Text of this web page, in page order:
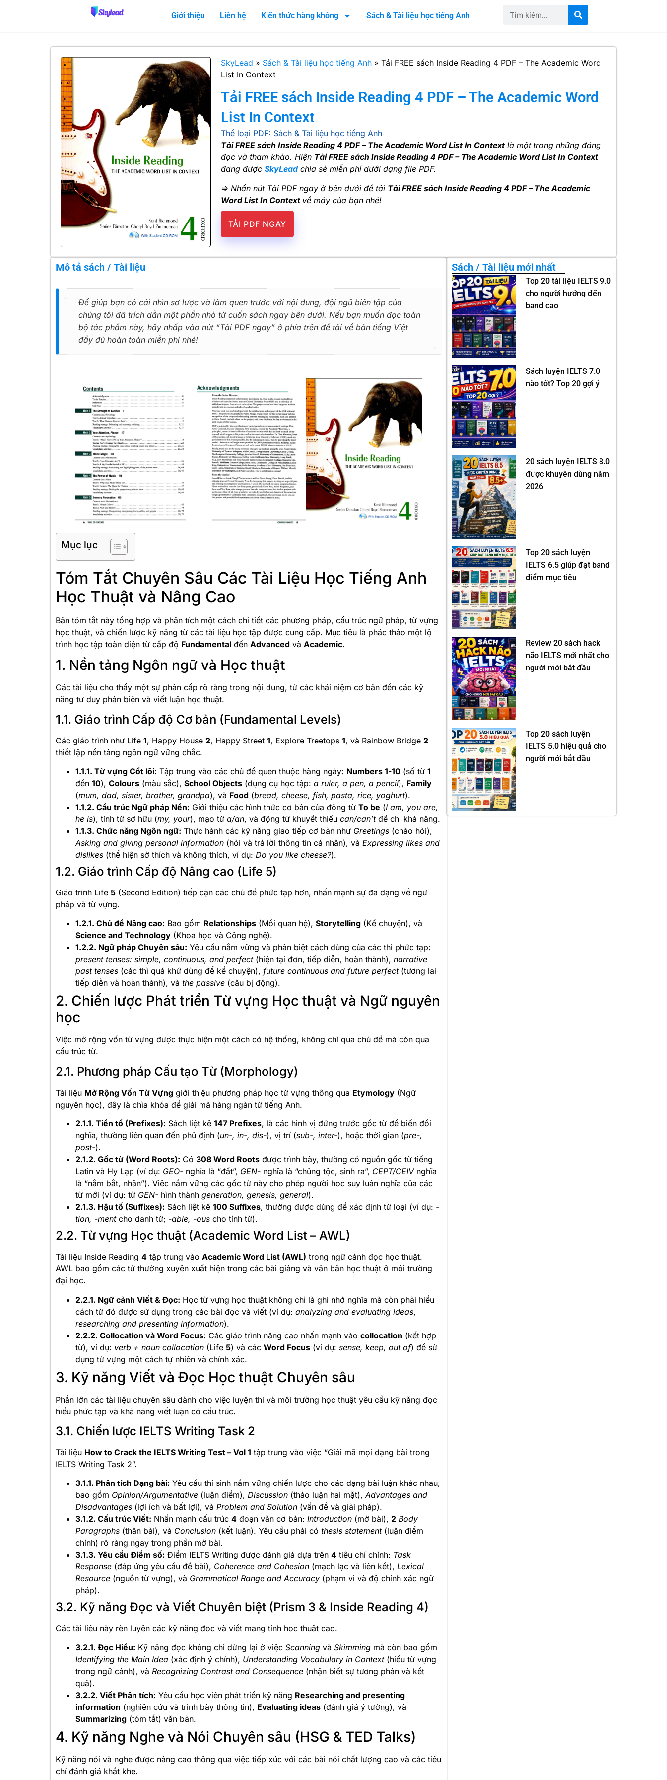
Giới thiệu Liên hệ Kiến thức hàng không Sách & Tài liệu học tiếng Anh
SkyLead » Sách & Tài liệu học tiếng Anh» Tải FREE sách Inside Reading 4 PDF – The Academic Word
List In Context
Tải FREE sách Inside Reading 4 PDF – The Academic Word
List In Context
Thể loại PDF: Sách & Tài liệu học tiếng Anh
Tải FREE sách Inside Reading 4 PDF – The Academic Word List In Contextlà một trong những đáng
đọc và tham khảo. Hiện Tải FREE sách Inside Reading 4 PDF – The Academic Word List In Context
đang được SkyLeadchia sẻ miễn phí dưới dạng file PDF.
=> Nhấn nút Tải PDF ngay ở bên dưới để tải Tải FREE sách Inside Reading 4 PDF – The Academic
Word List In Context về máy của bạn nhé!
TẢI PDF NGAY
Mô tả sách / Tài liệu
Để giúp bạn có cái nhìn sơ lược và làm quen trước với nội dung, đội ngũ biên tập của
chúng tôi đã trích dẫn một phần nhỏ từ cuốn sách ngay bên dưới. Nếu bạn muốn đọc toàn
bộ tác phẩm này, hãy nhấp vào nút “Tải PDF ngay” ở phía trên để tải về bản tiếng Việt
đầy đủ hoàn toàn miễn phí nhé!
Mục lục
Tóm Tắt Chuyên Sâu Các Tài Liệu Học Tiếng Anh
Học Thuật và Nâng Cao
Bản tóm tắt này tổng hợp và phân tích một cách chi tiết các phương pháp, cấu trúc ngữ pháp, từ vựng
học thuật, và chiến lược kỹ năng từ các tài liệu học tập được cung cấp. Mục tiêu là phác thảo một lộ
trình học tập toàn diện từ cấp độ Fundamental đến Advanced và Academic.
1. Nền tảng Ngôn ngữ và Học thuật
Các tài liệu cho thấy một sự phân cấp rõ ràng trong nội dung, từ các khái niệm cơ bản đến các kỹ
năng tư duy phản biện và viết luận học thuật.
1.1. Giáo trình Cấp độ Cơ bản (Fundamental Levels)
Các giáo trình như Life 1, Happy House 2, Happy Street 1, Explore Treetops 1, và Rainbow Bridge 2
thiết lập nền tảng ngôn ngữ vững chắc.
1.1.1. Từ vựng Cốt lõi: Tập trung vào các chủ đề quen thuộc hàng ngày: Numbers 1-10 (số từ 1
đến 10), Colours (màu sắc), School Objects (dụng cụ học tập: a ruler, a pen, a pencil), Family
(mum, dad, sister, brother, grandpa), và Food (bread, cheese, fish, pasta, rice, yoghurt).
1.1.2. Cấu trúc Ngữ pháp Nền: Giới thiệu các hình thức cơ bản của động từ To be (I am, you are,
he is), tính từ sở hữu (my, your), mạo từ a/an, và động từ khuyết thiếu can/can’tđể chỉ khả năng.
1.1.3. Chức năng Ngôn ngữ: Thực hành các kỹ năng giao tiếp cơ bản như Greetings (chào hỏi),
Asking and giving personal information (hỏi và trả lời thông tin cá nhân), và Expressing likes and
dislikes (thể hiện sở thích và không thích, ví dụ: Do you like cheese?).
1.2. Giáo trình Cấp độ Nâng cao (Life 5)
Giáo trình Life 5 (Second Edition) tiếp cận các chủ đề phức tạp hơn, nhấn mạnh sự đa dạng về ngữ
pháp và từ vựng.
1.2.1. Chủ đề Nâng cao: Bao gồm Relationships (Mối quan hệ), Storytelling (Kể chuyện), và
Science and Technology (Khoa học và Công nghệ).
1.2.2. Ngữ pháp Chuyên sâu: Yêu cầu nắm vững và phân biệt cách dùng của các thì phức tạp:
present tenses: simple, continuous, and perfect(hiện tại đơn, tiếp diễn, hoàn thành), narrative
past tenses (các thì quá khứ dùng để kể chuyện), future continuous and future perfect(tương lai
tiếp diễn và hoàn thành), và the passive (câu bị động).
2. Chiến lược Phát triển Từ vựng Học thuật và Ngữ nguyên
học
Việc mở rộng vốn từ vựng được thực hiện một cách có hệ thống, không chỉ qua chủ đề mà còn qua
cấu trúc từ.
2.1. Phương pháp Cấu tạo Từ (Morphology)
Tài liệu Mở Rộng Vốn Từ Vựng giới thiệu phương pháp học từ vựng thông qua Etymology (Ngữ
nguyên học), đây là chìa khóa để giải mã hàng ngàn từ tiếng Anh.
2.1.1. Tiền tố (Prefixes): Sách liệt kê 147 Prefixes, là các hình vị đứng trước gốc từ để biến đổi
nghĩa, thường liên quan đến phủ định (un-, in-, dis-), vị trí (sub-, inter-), hoặc thời gian (pre-,
post-).
2.1.2. Gốc từ (Word Roots): Có 308 Word Roots được trình bày, thường có nguồn gốc từ tiếng
Latin và Hy Lạp (ví dụ: GEO- nghĩa là “đất”, GEN- nghĩa là “chủng tộc, sinh ra”, CEPT/CEIVnghĩa
là “nắm bắt, nhận”). Việc nắm vững các gốc từ này cho phép người học suy luận nghĩa của các
từ mới (ví dụ: từ GEN- hình thành generation, genesis, general).
2.1.3. Hậu tố (Suffixes): Sách liệt kê 100 Suffixes, thường được dùng để xác định từ loại (ví dụ: -
tion, -mentcho danh từ; -able, -ous cho tính từ).
2.2. Từ vựng Học thuật (Academic Word List – AWL)
Tài liệu Inside Reading 4 tập trung vào Academic Word List (AWL) trong ngữ cảnh đọc học thuật.
AWL bao gồm các từ thường xuyên xuất hiện trong các bài giảng và văn bản học thuật ở môi trường
đại học.
2.2.1. Ngữ cảnh Viết & Đọc: Học từ vựng học thuật không chỉ là ghi nhớ nghĩa mà còn phải hiểu
cách từ đó được sử dụng trong các bài đọc và viết (ví dụ: analyzing and evaluating ideas,
researching and presenting information).
2.2.2. Collocation và Word Focus: Các giáo trình nâng cao nhấn mạnh vào collocation (kết hợp
từ), ví dụ: verb + noun collocation (Life 5) và các Word Focus (ví dụ: sense, keep, out of) để sử
dụng từ vựng một cách tự nhiên và chính xác.
3. Kỹ năng Viết và Đọc Học thuật Chuyên sâu
Phần lớn các tài liệu chuyên sâu dành cho việc luyện thi và môi trường học thuật yêu cầu kỹ năng đọc
hiểu phức tạp và khả năng viết luận có cấu trúc.
3.1. Chiến lược IELTS Writing Task 2
Tài liệu How to Crack the IELTS Writing Test – Vol 1 tập trung vào việc “Giải mã mọi dạng bài trong
IELTS Writing Task 2”.
3.1.1. Phân tích Dạng bài: Yêu cầu thí sinh nắm vững chiến lược cho các dạng bài luận khác nhau,
bao gồm Opinion/Argumentative (luận điểm), Discussion (thảo luận hai mặt), Advantages and
Disadvantages (lợi ích và bất lợi), và Problem and Solution (vấn đề và giải pháp).
3.1.2. Cấu trúc Viết: Nhấn mạnh cấu trúc 4 đoạn văn cơ bản: Introduction (mở bài), 2 Body
Paragraphs (thân bài), và Conclusion (kết luận). Yêu cầu phải có thesis statement(luận điểm
chính) rõ ràng ngay trong phần mở bài.
3.1.3. Yêu cầu Điểm số: Điểm IELTS Writing được đánh giá dựa trên 4 tiêu chí chính: Task
Response (đáp ứng yêu cầu đề bài), Coherence and Cohesion (mạch lạc và liên kết), Lexical
Resource (nguồn từ vựng), và Grammatical Range and Accuracy (phạm vi và độ chính xác ngữ
pháp).
3.2. Kỹ năng Đọc và Viết Chuyên biệt (Prism 3 & Inside Reading 4)
Các tài liệu này rèn luyện các kỹ năng đọc và viết mang tính học thuật cao.
3.2.1. Đọc Hiểu: Kỹ năng đọc không chỉ dừng lại ở việc Scanning và Skimming mà còn bao gồm
Identifying the Main Idea (xác định ý chính), Understanding Vocabulary in Context(hiểu từ vựng
trong ngữ cảnh), và Recognizing Contrast and Consequence (nhận biết sự tương phản và kết
quả).
3.2.2. Viết Phân tích: Yêu cầu học viên phát triển kỹ năng Researching and presenting
information (nghiên cứu và trình bày thông tin), Evaluating ideas (đánh giá ý tưởng), và
Summarizing (tóm tắt) văn bản.
4. Kỹ năng Nghe và Nói Chuyên sâu (HSG & TED Talks)
Kỹ năng nói và nghe được nâng cao thông qua việc tiếp xúc với các bài nói chất lượng cao và các tiêu
chí đánh giá khắt khe.
Sách / Tài liệu mới nhất
Top 20 tài liệu IELTS 9.0
cho người hướng đến
band cao
Sách luyện IELTS 7.0
nào tốt? Top 20 gợi ý
20 sách luyện IELTS 8.0
được khuyên dùng năm
2026
Top 20 sách luyện
IELTS 6.5 giúp đạt band
điểm mục tiêu
Review 20 sách hack
não IELTS mới nhất cho
người mới bắt đầu
Top 20 sách luyện
IELTS 5.0 hiệu quả cho
người mới bắt đầu